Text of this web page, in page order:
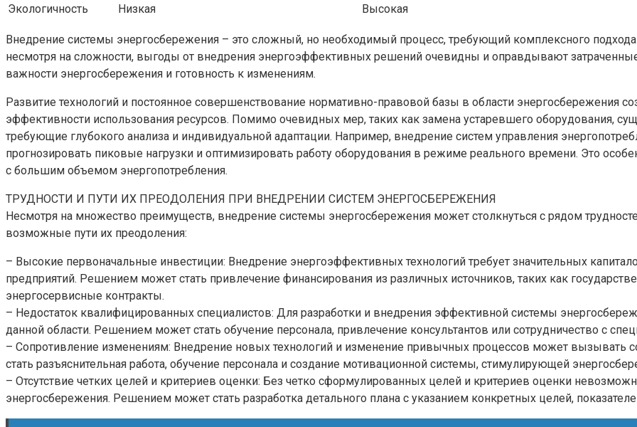
Экологичность
Низкая Высокая
Внедрение системы энергосбережения – это сложный, но необходимый процесс, требующий комплексного подхода
несмотря на сложности, выгоды от внедрения энергоэффективных решений очевидны и оправдывают
важности энергосбережения и готовность к изменениям.
Развитие технологий и постоянное совершенствование нормативно-правовой базы в области
эффективности использования ресурсов. Помимо очевидных мер, таких как замена устаревшего оборудования,
требующие глубокого анализа и индивидуальной адаптации. Например, внедрение систем управления
прогнозировать пиковые нагрузки и оптимизировать работу оборудования в режиме реального времени. Это
с большим объемом энергопотребления.
ТРУДНОСТИ И ПУТИ ИХ ПРЕОДОЛЕНИЯ ПРИ ВНЕДРЕНИИ СИСТЕМ ЭНЕРГОСБЕРЕЖЕНИЯ
Несмотря на множество преимуществ, внедрение системы энергосбережения может столкнуться с рядом
возможные пути их преодоления:
– Высокие первоначальные инвестиции: Внедрение энергоэффективных технологий требует значительных
предприятий. Решением может стать привлечение финансирования из различных источников, таких как
энергосервисные контракты.
– Недостаток квалифицированных специалистов: Для разработки и внедрения эффективной системы
данной области. Решением может стать обучение персонала, привлечение консультантов или сотрудничество с
– Сопротивление изменениям: Внедрение новых технологий и изменение привычных процессов может вызывать
стать разъяснительная работа, обучение персонала и создание мотивационной системы, стимулирующей
– Отсутствие четких целей и критериев оценки: Без четко сформулированных целей и критериев оценки
энергосбережения. Решением может стать разработка детального плана с указанием конкретных целей,